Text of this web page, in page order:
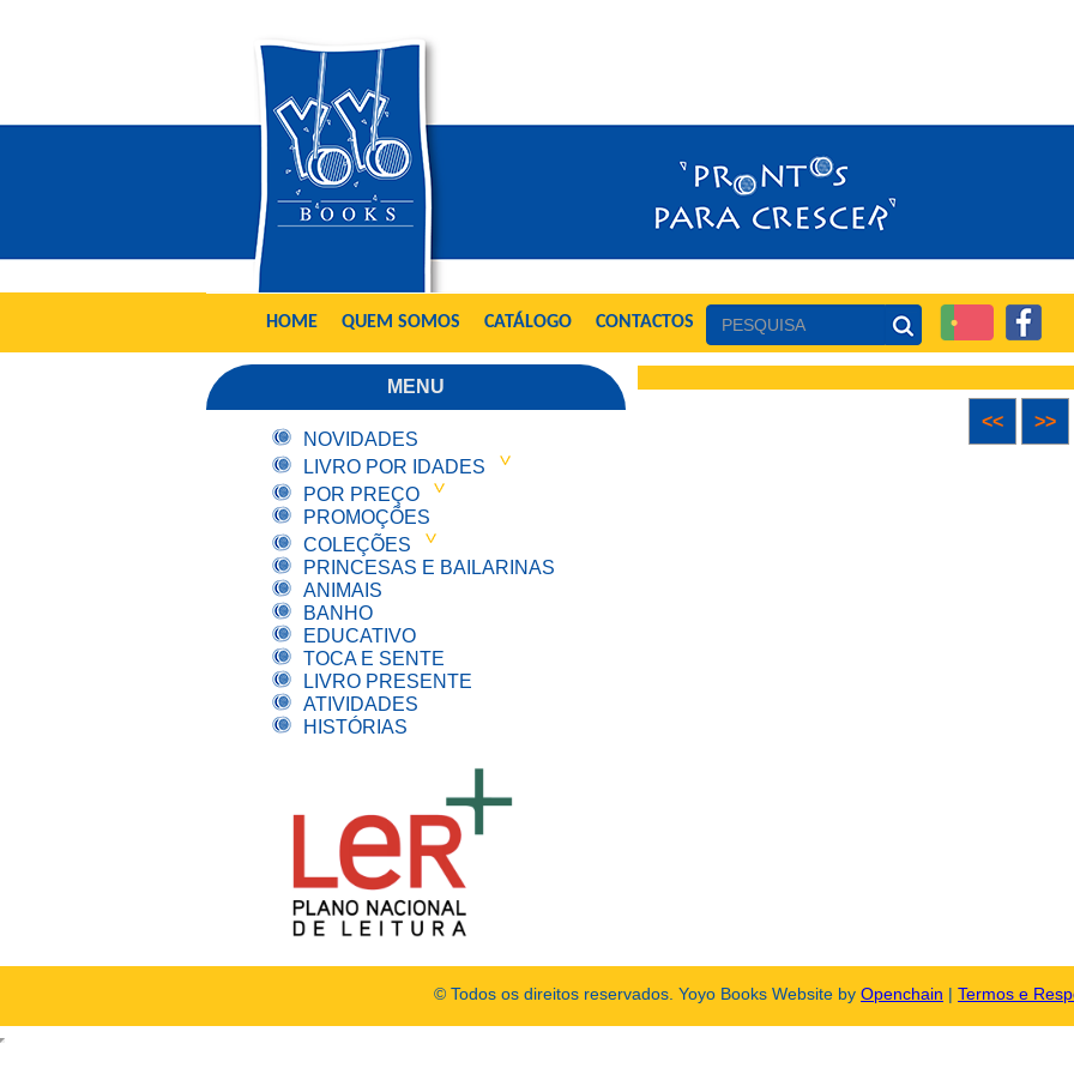
HOME QUEM SOMOS CATÁLOGO CONTACTOS
MENU
NOVIDADES
LIVRO POR IDADES
POR PREÇO
PROMOÇÕES
COLEÇÕES
PRINCESAS E BAILARINAS
ANIMAIS
BANHO
EDUCATIVO
TOCA E SENTE
LIVRO PRESENTE
ATIVIDADES
HISTÓRIAS
<< >>
© Todos os direitos reservados. Yoyo Books Website by Openchain | Termos e